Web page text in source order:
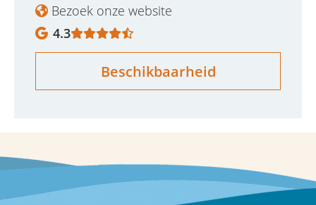
Bezoek onze website
4.3
Beschikbaarheid